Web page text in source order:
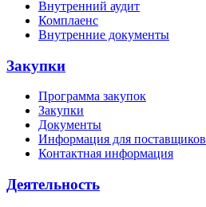
Внутренний аудит
Комплаенс
Внутренние документы
Закупки
Программа закупок
Закупки
Документы
Информация для поставщиков
Контактная информация
Деятельность